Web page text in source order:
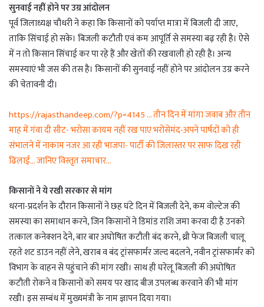
सुनवाई नहीं होने पर उग्र आंदोलन
पूर्व जिलाध्यक्ष चौधरी ने कहा कि किसानों को पर्याप्त मात्रा में बिजली दी जाए,
ताकि सिंचाई हो सके। बिजली कटौती एवं कम आपूर्ति से समस्या बढ़ रही है। ऐसे
में न तो किसान सिंचाई कर पा रहे हैं और खेतों की रखवाली हो रही है। अन्य
समस्याएं भी जस की तस है। किसानों की सुनवाई नहीं होने पर आंदोलन उग्र करने
की चेतावनी दी।
https://rajasthandeep.com/?p=4145 … तीन दिन में मांगा जवाब और तीन
माह में गंवा दी सीट- भरोसा कायम नहीं रख पाए भरोसेमंद-अपने पार्षदों को ही
संभालने में नाकाम नजर आ रही भाजपा- पार्टी की जिलास्तर पर साफ दिख रही
ढिलाई… जानिए विस्तृत समाचार…
किसानों ने ये रखी सरकार से मांग
धरना-प्रदर्शन के दौरान किसानों ने छह घंटे दिन में बिजली देने, कम वोल्टेज की
समस्या का समाधान करने, जिन किसानों ने डिमांड राशि जमा करवा दी है उनको
तत्काल कनेक्शन देने, बार बार अघोषित कटौती बंद करने, थ्री फेज बिजली चालू
रहते शट डाउन नहीं लेने, खराब व बंद ट्रांसफार्मर जल्द बदलने, नवीन ट्रांसफार्मर को
विभाग के वाहन से पहुंचाने की मांग रखी। साथ ही घरेलू बिजली की अघोषित
कटौती रोकने व किसानों को समय पर खाद बीज उपलब्ध करवाने की भी मांग
रखी। इस सम्बंध में मुख्यमंत्री के नाम ज्ञापन दिया गया।